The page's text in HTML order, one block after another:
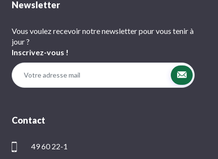
Newsletter
Vous voulez recevoir notre newsletter pour vous tenir à
jour ?
Inscrivez-vous !
Contact
49 60 22-1